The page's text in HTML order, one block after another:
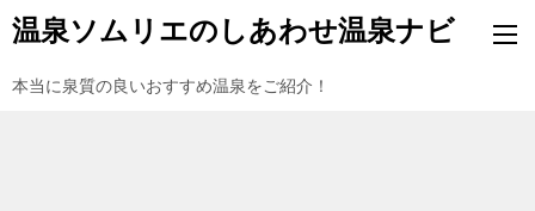
温泉ソムリエのしあわせ温泉ナビ
本当に泉質の良いおすすめ温泉をご紹介！